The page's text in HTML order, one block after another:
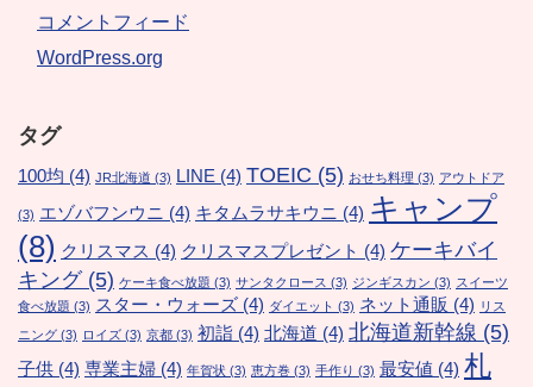
コメントフィード
WordPress.org
タグ
100均 (4) JR北海道 (3) LINE (4) TOEIC (5) おせち料理 (3) アウトドア
(3) エゾバフンウニ (4) キタムラサキウニ (4) キャンプ
(8) クリスマス (4) クリスマスプレゼント (4) ケーキバイ
キング(5) ケーキ食べ放題 (3) サンタクロース (3) ジンギスカン (3) スイーツ
食べ放題 (3) スター・ウォーズ (4) ダイエット (3) ネット通販 (4) リス
ニング (3) ロイズ (3) 京都 (3) 初詣 (4) 北海道 (4) 北海道新幹線 (5)
子供 (4) 専業主婦 (4) 年賀状 (3) 恵方巻 (3) 手作り (3) 最安値 (4) 札